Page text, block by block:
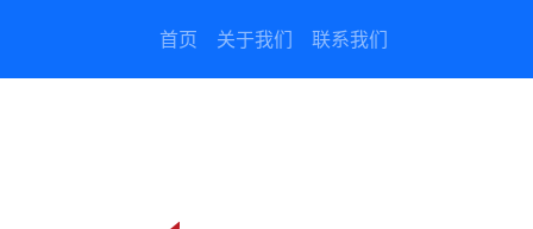
首页 关于我们 联系我们